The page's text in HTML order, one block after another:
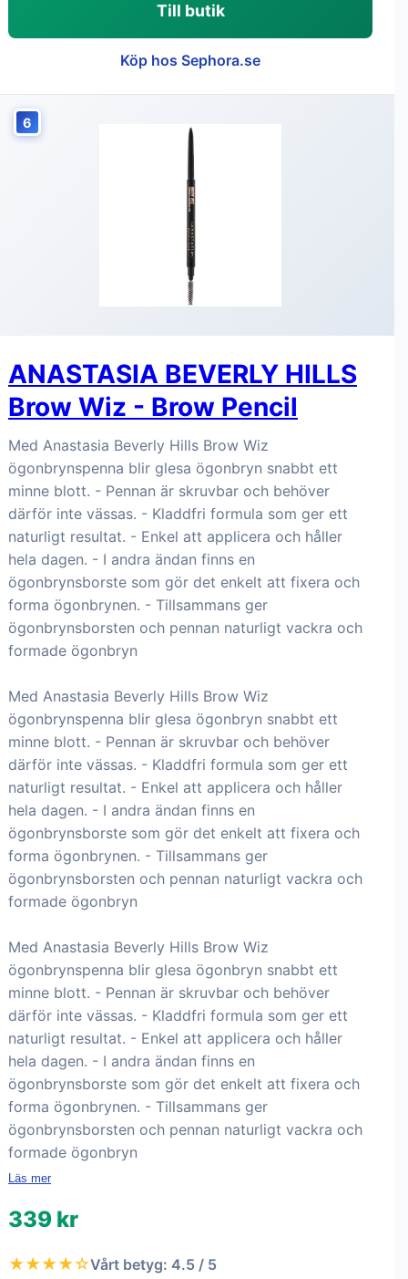
Till butik
Köp hos Sephora.se
6
ANASTASIA BEVERLY HILLS
Brow Wiz - Brow Pencil
Med Anastasia Beverly Hills Brow Wiz
ögonbrynspenna blir glesa ögonbryn snabbt ett
minne blott. - Pennan är skruvbar och behöver
därför inte vässas. - Kladdfri formula som ger ett
naturligt resultat. - Enkel att applicera och håller
hela dagen. - I andra ändan finns en
ögonbrynsborste som gör det enkelt att fixera och
forma ögonbrynen. - Tillsammans ger
ögonbrynsborsten och pennan naturligt vackra och
formade ögonbryn
Med Anastasia Beverly Hills Brow Wiz
ögonbrynspenna blir glesa ögonbryn snabbt ett
minne blott. - Pennan är skruvbar och behöver
därför inte vässas. - Kladdfri formula som ger ett
naturligt resultat. - Enkel att applicera och håller
hela dagen. - I andra ändan finns en
ögonbrynsborste som gör det enkelt att fixera och
forma ögonbrynen. - Tillsammans ger
ögonbrynsborsten och pennan naturligt vackra och
formade ögonbryn
Med Anastasia Beverly Hills Brow Wiz
ögonbrynspenna blir glesa ögonbryn snabbt ett
minne blott. - Pennan är skruvbar och behöver
därför inte vässas. - Kladdfri formula som ger ett
naturligt resultat. - Enkel att applicera och håller
hela dagen. - I andra ändan finns en
ögonbrynsborste som gör det enkelt att fixera och
forma ögonbrynen. - Tillsammans ger
ögonbrynsborsten och pennan naturligt vackra och
formade ögonbryn
Läs mer
339 kr
★★★★☆Vårt betyg: 4.5 / 5